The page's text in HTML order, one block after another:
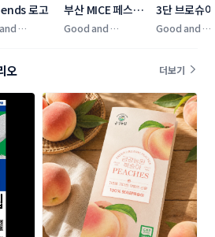
로고
부산 MICE 페스티
벌
Good and
3단 브로슈어
Good and
오 더보기